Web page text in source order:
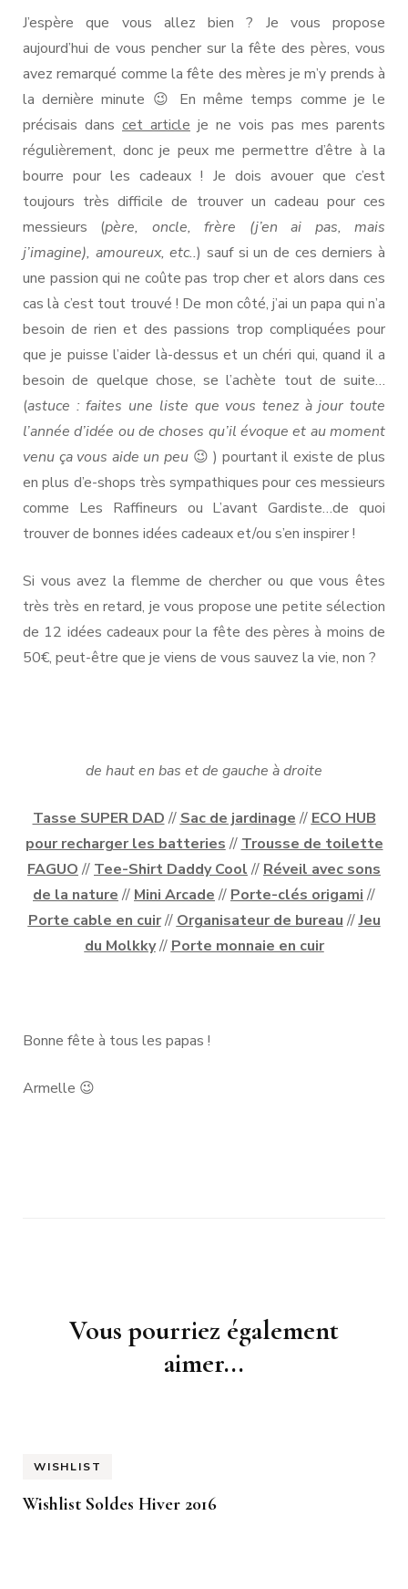
J’espère que vous allez bien ? Je vous propose
aujourd’hui de vous pencher sur la fête des pères, vous
avez remarqué comme la fête des mères je m’y prends à
la dernière minute 😉 En même temps comme je le
précisais dans cet article je ne vois pas mes parents
régulièrement, donc je peux me permettre d’être à la
bourre pour les cadeaux ! Je dois avouer que c’est
toujours très difficile de trouver un cadeau pour ces
messieurs (père, oncle, frère (j’en ai pas, mais
j’imagine), amoureux, etc..) sauf si un de ces derniers à
une passion qui ne coûte pas trop cher et alors dans ces
cas là c’est tout trouvé ! De mon côté, j’ai un papa qui n’a
besoin de rien et des passions trop compliquées pour
que je puisse l’aider là-dessus et un chéri qui, quand il a
besoin de quelque chose, se l’achète tout de suite…
(astuce : faites une liste que vous tenez à jour toute
l’année d’idée ou de choses qu’il évoque et au moment
venu ça vous aide un peu 😉 ) pourtant il existe de plus
en plus d’e-shops très sympathiques pour ces messieurs
comme Les Raffineurs ou L’avant Gardiste…de quoi
trouver de bonnes idées cadeaux et/ou s’en inspirer !
Si vous avez la flemme de chercher ou que vous êtes
très très en retard, je vous propose une petite sélection
de 12 idées cadeaux pour la fête des pères à moins de
50€, peut-être que je viens de vous sauvez la vie, non ?
de haut en bas et de gauche à droite
Tasse SUPER DAD // Sac de jardinage // ECO HUB
pour recharger les batteries // Trousse de toilette
FAGUO // Tee-Shirt Daddy Cool // Réveil avec sons
de la nature // Mini Arcade // Porte-clés origami //
Porte cable en cuir// Organisateur de bureau //Jeu
du Molkky// Porte monnaie en cuir
Bonne fête à tous les papas !
Armelle 😉
Navigation
Vous pourriez également
aimer...
WISHLIST
Wishlist Soldes Hiver 2016